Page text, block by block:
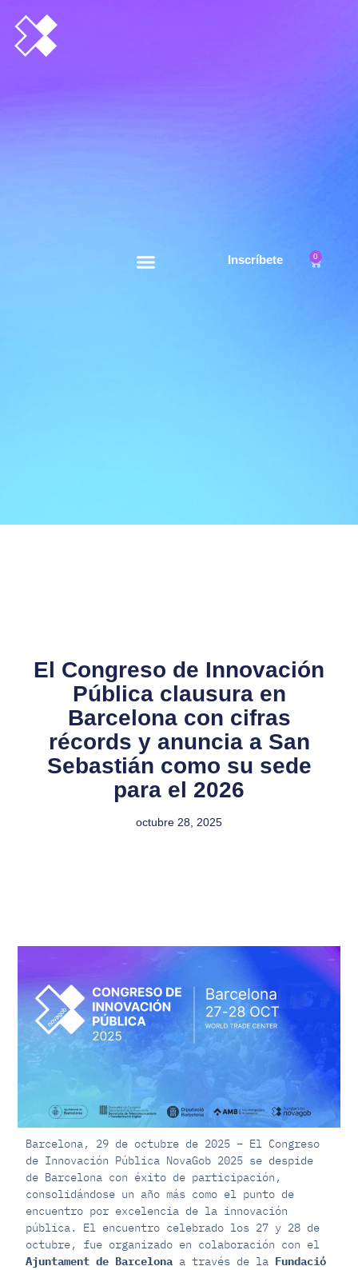
Inscríbete 0
El Congreso de Innovación
Pública clausura en
Barcelona con cifras
récords y anuncia a San
Sebastián como su sede
para el 2026
octubre 28, 2025
Barcelona, 29 de octubre de 2025 – El Congreso
de Innovación Pública NovaGob 2025 se despide
de Barcelona con éxito de participación,
consolidándose un año más como el punto de
encuentro por excelencia de la innovación
pública. El encuentro celebrado los 27 y 28 de
octubre, fue organizado en colaboración con el
Ajuntament de Barcelona a través de la Fundació